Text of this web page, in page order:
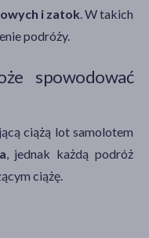
i zatok. W takich
podróży.
spowodować
ciążą lot samolotem
, jednak każdą podróż
ciążę.